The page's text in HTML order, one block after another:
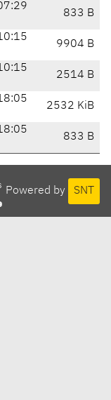
833 B
9904 B
2514 B
2532 KiB
833 B
Powered by SNT